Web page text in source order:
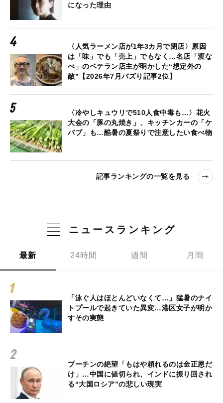
になった理由
〈人気ラーメン店が1年3カ月で閉店〉原因
は「味」でも「売上」でもなく…名店「渡な
べ」のベテラン店主が明かした“想定外の
敵”【2026年7月バズり記事2位】
〈冷やしキュウリで510人食中毒も…〉花火
大会の「豚の丸焼き」、キッチンカーの「ケ
バブ」も…酷暑の夏祭りで注意したい食べ物
記事ランキングの一覧を見る
ニュースランキング
最新 24時間 週間 月間
「泳ぐ人はほとんどいなくて…」猛暑のナイ
トプールで起きていた異変…港区女子が明か
すその実態
プーチンの絶望「もはや頼れるのは金正恩だ
け」…中国に値切られ、インドに振り回され
る“大国ロシア”の悲しい現実